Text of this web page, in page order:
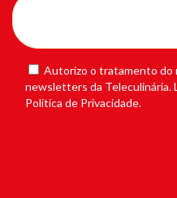
Autorizo o tratamento do
newsletters da Teleculinária.
Política de Privacidade.